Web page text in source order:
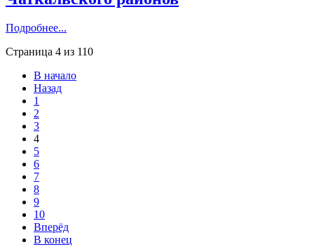
Подробнее...
Страница 4 из 110
В начало
Назад
1
2
3
4
5
6
7
8
9
10
Вперёд
В конец